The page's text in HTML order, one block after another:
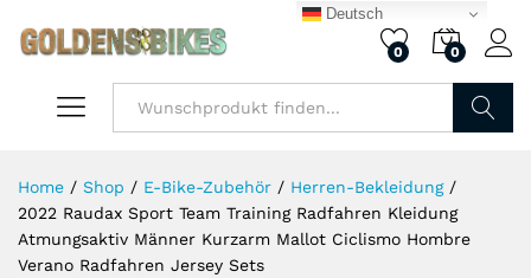
0 0
Home / Shop / E-Bike-Zubehör / Herren-Bekleidung /
2022 Raudax Sport Team Training Radfahren Kleidung
Atmungsaktiv Männer Kurzarm Mallot Ciclismo Hombre
Verano Radfahren Jersey Sets
Deutsch